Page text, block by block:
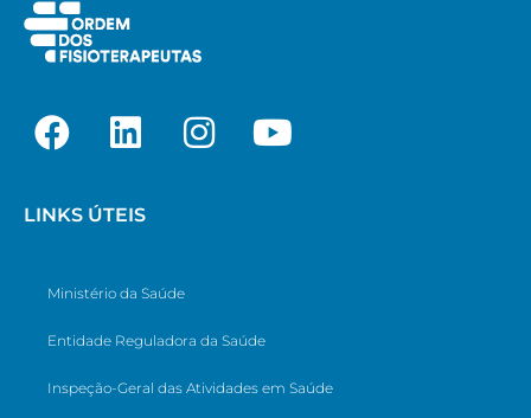
LINKS ÚTEIS
Ministério da Saúde
Entidade Reguladora da Saúde
Inspeção-Geral das Atividades em Saúde